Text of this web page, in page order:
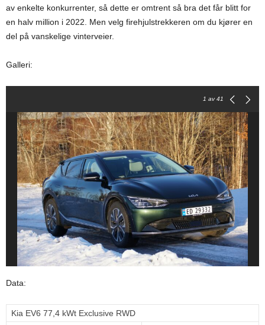
av enkelte konkurrenter, så dette er omtrent så bra det får blitt for
en halv million i 2022. Men velg firehjulstrekkeren om du kjører en
del på vanskelige vinterveier.
Galleri:
1 av 41
Data:
Kia EV6 77,4 kWt Exclusive RWD